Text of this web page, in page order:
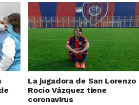
La jugadora de San Lorenzo
Rocío Vázquez tiene
coronavirus